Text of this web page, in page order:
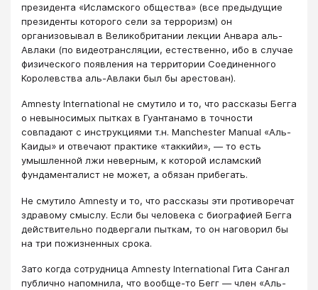
президента «Исламского общества» (все предыдущие
президенты которого сели за терроризм) он
организовывал в Великобритании лекции Анвара аль-
Авлаки (по видеотрансляции, естественно, ибо в случае
физического появления на территории Соединенного
Королевства аль-Авлаки был бы арестован).
Amnesty International не смутило и то, что рассказы Бегга
о невыносимых пытках в Гуантанамо в точности
совпадают с инструкциями т.н. Manchester Manual «Аль-
Каиды» и отвечают практике «таккийи», — то есть
умышленной лжи неверным, к которой исламский
фундаменталист не может, а обязан прибегать.
Не смутило Amnesty и то, что рассказы эти противоречат
здравому смыслу. Если бы человека с биографией Бегга
действительно подвергали пыткам, то он наговорил бы
на три пожизненных срока.
Зато когда сотрудница Amnesty International Гита Сангал
публично напомнила, что вообще-то Бегг — член «Аль-